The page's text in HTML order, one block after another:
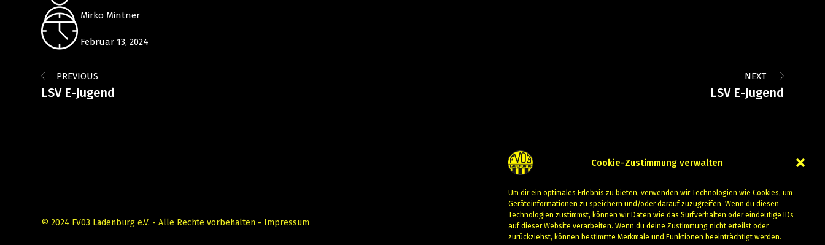
Cookie-Zustimmung verwalten
Um dir ein optimales Erlebnis zu bieten, verwenden wir Technologien wie Cookies, um
Geräteinformationen zu speichern und/oder darauf zuzugreifen. Wenn du diesen
Technologien zustimmst, können wir Daten wie das Surfverhalten oder eindeutige IDs
auf dieser Website verarbeiten. Wenn du deine Zustimmung nicht erteilst oder
zurückziehst, können bestimmte Merkmale und Funktionen beeinträchtigt werden.
Mirko Mintner
Februar 13, 2024
PREVIOUS
LSV E-Jugend
NEXT
LSV E-Jugend
© 2024 FV03 Ladenburg e.V. - Alle Rechte vorbehalten - Impressum